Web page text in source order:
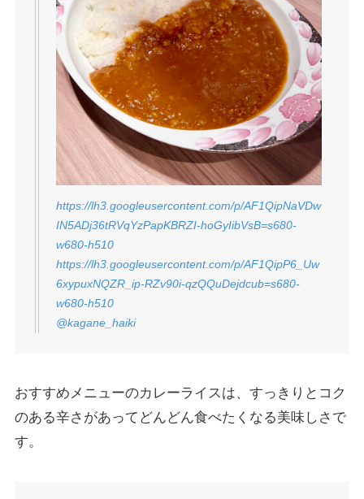
https://lh3.googleusercontent.com/p/AF1QipNaVDw
IN5ADj36tRVqYzPapKBRZI-hoGyIibVsB=s680-
w680-h510
https://lh3.googleusercontent.com/p/AF1QipP6_Uw
6xypuxNQZR_ip-RZv90i-qzQQuDejdcub=s680-
w680-h510
@kagane_haiki
おすすめメニューのカレーライスは、すっきりとコク
のある辛さがあってどんどん食べたくなる美味しさで
す。